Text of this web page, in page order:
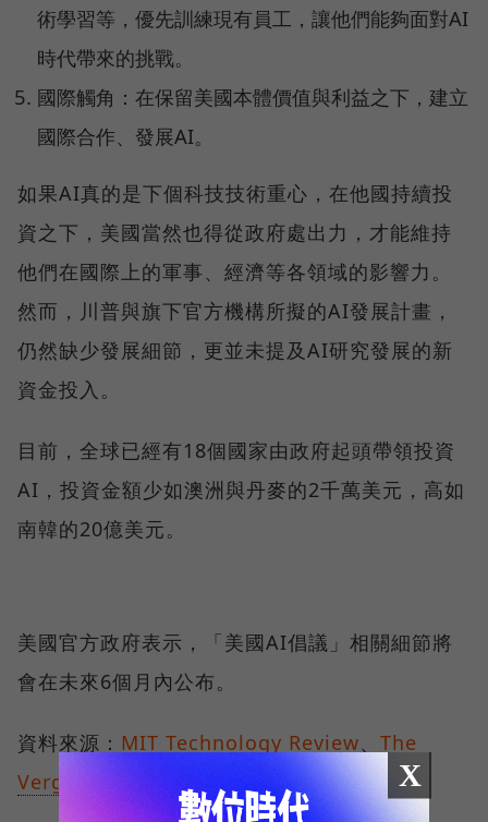
術學習等，優先訓練現有員工，讓他們能夠面對AI
時代帶來的挑戰。
國際觸角：在保留美國本體價值與利益之下，建立
國際合作、發展AI。
如果AI真的是下個科技技術重心，在他國持續投
資之下，美國當然也得從政府處出力，才能維持
他們在國際上的軍事、經濟等各領域的影響力。
然而，川普與旗下官方機構所擬的AI發展計畫，
仍然缺少發展細節，更並未提及AI研究發展的新
資金投入。
目前，全球已經有18個國家由政府起頭帶領投資
AI，投資金額少如澳洲與丹麥的2千萬美元，高如
南韓的20億美元。
美國官方政府表示，「美國AI倡議」相關細節將
會在未來6個月內公布。
資料來源： MIT Technology Review、 The
Verge
The New York Times X